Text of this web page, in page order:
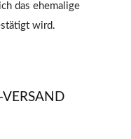
das ehemalige
wird.